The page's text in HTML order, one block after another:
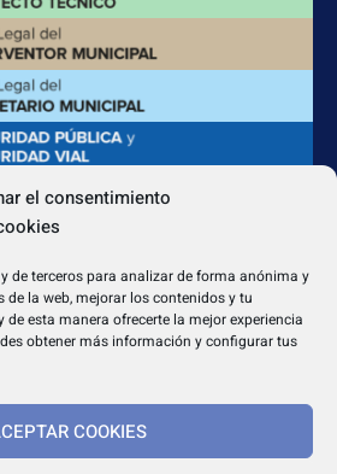
el consentimiento
de terceros para analizar de forma anónima y
de la web, mejorar los contenidos y tu
de esta manera ofrecerte la mejor experiencia
obtener más información y configurar tus
COOKIES